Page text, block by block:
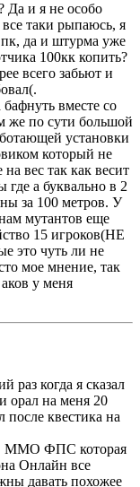
Да и я не особо
таки рыпаюсь, я
пк, да и штурма уже
100кк копить?
всего забьют и
вместе со
же по сути большой
установки
который не
вес так как весит
а буквально в 2
за 100 метров. У
мутантов еще
15 игроков(НЕ
это чуть ли не
мое мнение, так
у меня
раз когда я сказал
орал на меня 20
после квестика на
ММО ФПС которая
Онлайн все
давать похожее